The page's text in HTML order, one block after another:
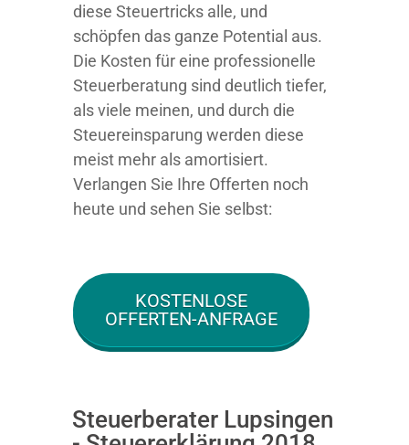
diese Steuertricks alle, und
schöpfen das ganze Potential aus.
Die Kosten für eine professionelle
Steuerberatung sind deutlich tiefer,
als viele meinen, und durch die
Steuereinsparung werden diese
meist mehr als amortisiert.
Verlangen Sie Ihre Offerten noch
heute und sehen Sie selbst:
KOSTENLOSE
OFFERTEN-ANFRAGE
Steuerberater Lupsingen